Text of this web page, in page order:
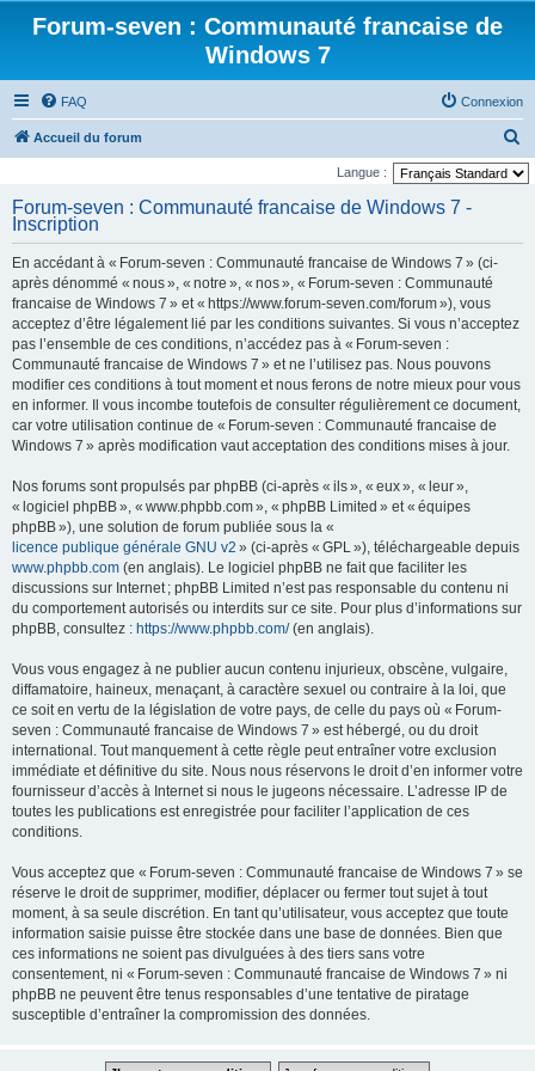
Forum-seven : Communauté francaise de
Windows 7
FAQ Connexion
Accueil du forum
e
Langue :
Forum-seven : Communauté francaise de Windows 7 -
Inscription
En accédant à « Forum-seven : Communauté francaise de Windows 7 » (ci-
après dénommé « nous », « notre », « nos », « Forum-seven : Communauté
francaise de Windows 7 » et « https://www.forum-seven.com/forum »), vous
acceptez d’être légalement lié par les conditions suivantes. Si vous n’acceptez
pas l’ensemble de ces conditions, n’accédez pas à « Forum-seven :
Communauté francaise de Windows 7 » et ne l’utilisez pas. Nous pouvons
modifier ces conditions à tout moment et nous ferons de notre mieux pour vous
en informer. Il vous incombe toutefois de consulter régulièrement ce document,
car votre utilisation continue de « Forum-seven : Communauté francaise de
Windows 7 » après modification vaut acceptation des conditions mises à jour.
Nos forums sont propulsés par phpBB (ci-après « ils », « eux », « leur »,
« logiciel phpBB », « www.phpbb.com », « phpBB Limited » et « équipes
phpBB »), une solution de forum publiée sous la «
licence publique générale GNU v2 » (ci-après « GPL »), téléchargeable depuis
www.phpbb.com (en anglais). Le logiciel phpBB ne fait que faciliter les
discussions sur Internet ; phpBB Limited n’est pas responsable du contenu ni
du comportement autorisés ou interdits sur ce site. Pour plus d’informations sur
phpBB, consultez : https://www.phpbb.com/(en anglais).
Vous vous engagez à ne publier aucun contenu injurieux, obscène, vulgaire,
diffamatoire, haineux, menaçant, à caractère sexuel ou contraire à la loi, que
ce soit en vertu de la législation de votre pays, de celle du pays où « Forum-
seven : Communauté francaise de Windows 7 » est hébergé, ou du droit
international. Tout manquement à cette règle peut entraîner votre exclusion
immédiate et définitive du site. Nous nous réservons le droit d’en informer votre
fournisseur d’accès à Internet si nous le jugeons nécessaire. L’adresse IP de
toutes les publications est enregistrée pour faciliter l’application de ces
conditions.
Vous acceptez que « Forum-seven : Communauté francaise de Windows 7 » se
réserve le droit de supprimer, modifier, déplacer ou fermer tout sujet à tout
moment, à sa seule discrétion. En tant qu’utilisateur, vous acceptez que toute
information saisie puisse être stockée dans une base de données. Bien que
ces informations ne soient pas divulguées à des tiers sans votre
consentement, ni « Forum-seven : Communauté francaise de Windows 7 » ni
phpBB ne peuvent être tenus responsables d’une tentative de piratage
susceptible d’entraîner la compromission des données.